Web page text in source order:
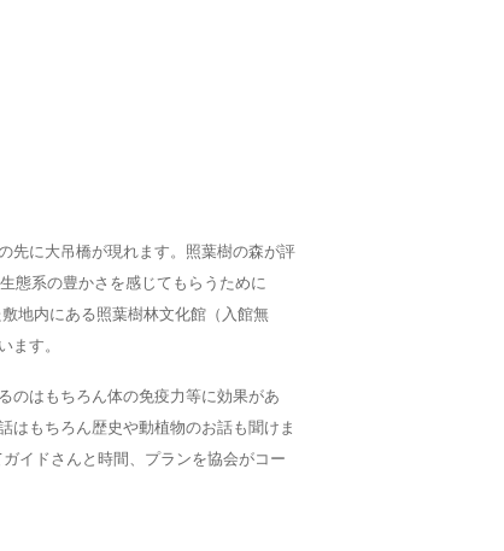
先に大吊橋が現れます。照葉樹の森が評
態系の豊かさを感じてもらうために
地内にある照葉樹林文化館（入館無
ます。
のはもちろん体の免疫力等に効果があ
はもちろん歴史や動植物のお話も聞けま
イドさんと時間、プランを協会がコー